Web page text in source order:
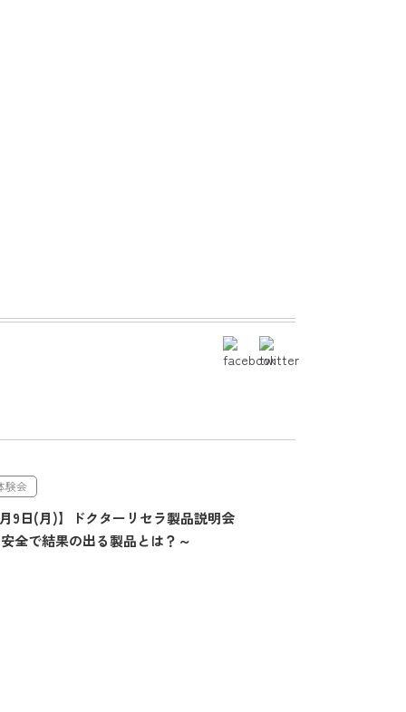
験会
9日(月)】ドクターリセラ製品説明会
全で結果の出る製品とは？～